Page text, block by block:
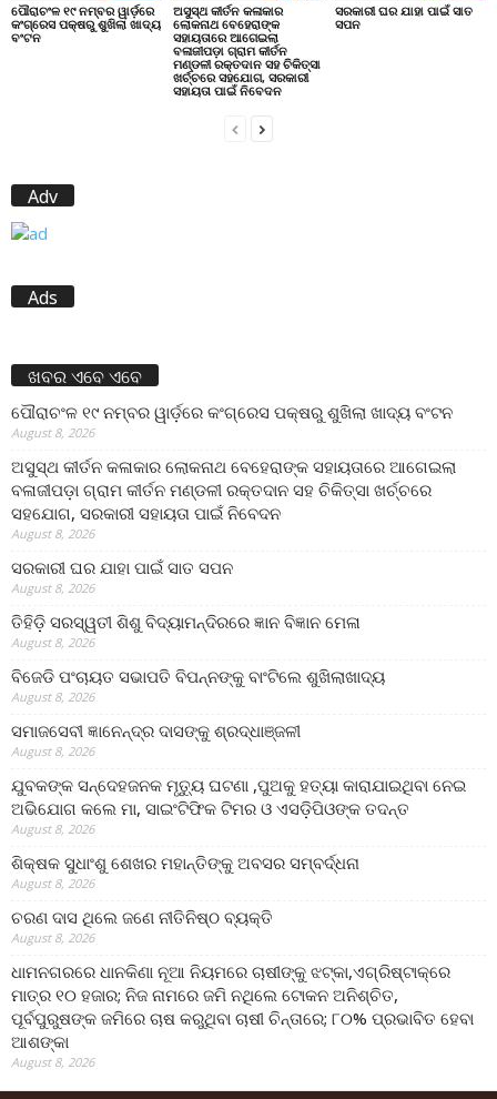
ପୌରାଚଂଳ ୧୯ ନମ୍ବର ୱାର୍ଡ଼ରେ
କଂଗ୍ରେସ ପକ୍ଷରୁ ଶୁଖିଲା ଖାଦ୍ୟ
ବଂଟନ
ଅସୁସ୍ଥ କୀର୍ତନ କଳାକାର
ଲୋକନାଥ ବେହେରାଙ୍କ
ସହାୟତାରେ ଆଗେଇଲା
ବଳାଜୀପଡ଼ା ଗ୍ରାମ କୀର୍ତନ
ମଣ୍ଡଳୀ ରକ୍ତଦାନ ସହ ଚିକିତ୍ସା
ଖର୍ଚ୍ଚରେ ସହଯୋଗ, ସରକାରୀ
ସହାୟତା ପାଇଁ ନିବେଦନ
ସରକାରୀ ଘର ଯାହା ପାଇଁ ସାତ
ସପନ
Adv
Ads
ଖବର ଏବେ ଏବେ
ପୌରାଚଂଳ ୧୯ ନମ୍ବର ୱାର୍ଡ଼ରେ କଂଗ୍ରେସ ପକ୍ଷରୁ ଶୁଖିଲା ଖାଦ୍ୟ ବଂଟନ
August 8, 2026
ଅସୁସ୍ଥ କୀର୍ତନ କଳାକାର ଲୋକନାଥ ବେହେରାଙ୍କ ସହାୟତାରେ ଆଗେଇଲା
ବଳାଜୀପଡ଼ା ଗ୍ରାମ କୀର୍ତନ ମଣ୍ଡଳୀ ରକ୍ତଦାନ ସହ ଚିକିତ୍ସା ଖର୍ଚ୍ଚରେ
ସହଯୋଗ, ସରକାରୀ ସହାୟତା ପାଇଁ ନିବେଦନ
August 8, 2026
ସରକାରୀ ଘର ଯାହା ପାଇଁ ସାତ ସପନ
August 8, 2026
ତିହିଡି଼ ସରସ୍ୱତୀ ଶିଶୁ ବିଦ୍ୟାମନ୍ଦିରରେ ଜ୍ଞାନ ବିଜ୍ଞାନ ମେଳା
August 8, 2026
ବିଜେଡି ପଂଚାୟତ ସଭାପତି ବିପନ୍ନଙ୍କୁ ବାଂଟିଲେ ଶୁଖିଲାଖାଦ୍ୟ
August 8, 2026
ସମାଜସେବୀ ଜ୍ଞାନେନ୍ଦ୍ର ଦାସଙ୍କୁ ଶ୍ରଦ୍ଧାଞ୍ଜଳୀ
August 8, 2026
ଯୁବକଙ୍କ ସନ୍ଦେହଜନକ ମୃତ୍ୟୁ ଘଟଣା ,ପୁଅକୁ ହତ୍ୟା କାରାଯାଇଥିବା ନେଇ
ଅଭିଯୋଗ କଲେ ମା, ସାଇଂଟିଫିକ ଟିମର ଓ ଏସଡ଼ିପିଓଙ୍କ ତଦନ୍ତ
August 8, 2026
ଶିକ୍ଷକ ସୁଧାଂଶୁ ଶେଖର ମହାନ୍ତିଙ୍କୁ ଅବସର ସମ୍ବର୍ଦ୍ଧନା
August 8, 2026
ଚରଣ ଦାସ ଥିଲେ ଜଣେ ନୀତିନିଷ୍ଠ ବ୍ୟକ୍ତି
August 8, 2026
ଧାମନଗରରେ ଧାନକିଣା ନୂଆ ନିୟମରେ ଚାଷୀଙ୍କୁ ଝଟ୍‌କା,ଏଗ୍ରିଷ୍ଟାକ୍‌ରେ
ମାତ୍ର ୧୦ ହଜାର; ନିଜ ନାମରେ ଜମି ନଥିଲେ ଟୋକନ ଅନିଶ୍ଚିତ,
ପୂର୍ବପୁରୁଷଙ୍କ ଜମିରେ ଚାଷ କରୁଥିବା ଚାଷୀ ଚିନ୍ତାରେ; ୮୦% ପ୍ରଭାବିତ ହେବା
ଆଶଙ୍କା
August 8, 2026